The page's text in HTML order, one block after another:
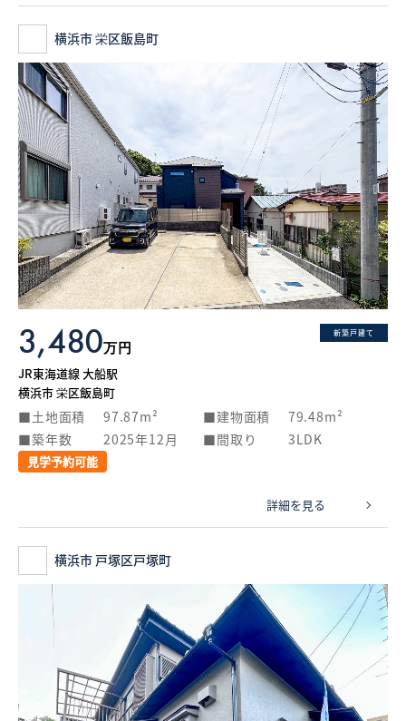
横浜市 栄区飯島町
新築戸建て
3,480万円
JR東海道線 大船駅
横浜市 栄区飯島町
土地面積 97.87m² 建物面積
79.48m²
築年数
2025年12月 間取り 3LDK
見学予約可能
詳細を見る
横浜市 戸塚区戸塚町